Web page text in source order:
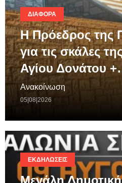
ΔΙΆΦΟΡΑ
Η Πρόεδρος της
για τις σκάλες
Αγίου Δονάτου
Ανακοίνωση
05|08|2026
ΕΚΔΗΛΏΣΕΙΣ
Μεγάλη